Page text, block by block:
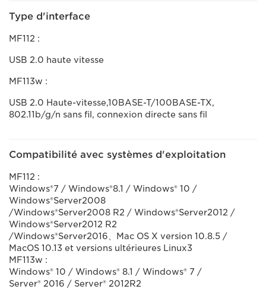
Type d'interface
MF112 :
USB 2.0 haute vitesse
MF113w :
USB 2.0 Haute-vitesse,10BASE-T/100BASE-TX,
802.11b/g/n sans fil, connexion directe sans fil
Compatibilité avec systèmes d'exploitation
MF112 :
Windows®7 / Windows®8.1 / Windows® 10 /
Windows®Server2008
/Windows®Server2008 R2 / Windows®Server2012 /
Windows®Server2012 R2
/Windows®Server2016、Mac OS X version 10.8.5 /
MacOS 10.13 et versions ultérieures Linux3
MF113w :
Windows® 10 / Windows® 8.1 / Windows® 7 /
Server® 2016 / Server® 2012R2